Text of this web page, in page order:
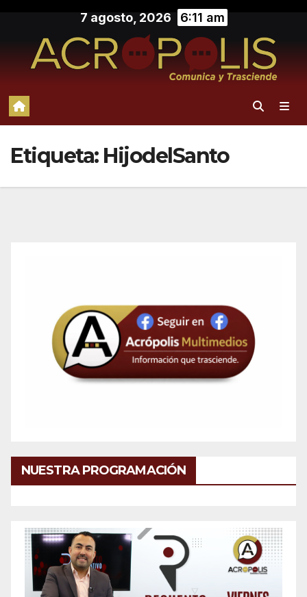
contenido
7 agosto, 2026 6:11 am
Etiqueta: HijodelSanto
NUESTRA PROGRAMACIÓN